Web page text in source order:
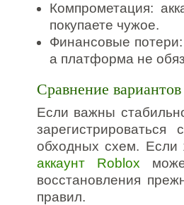
Компрометация:
покупаете чужое.
Финансовые
а платформа не
Сравнение вариантов
Если важны
обходных схем. Если
аккаунт Roblox
восстановления
правил.